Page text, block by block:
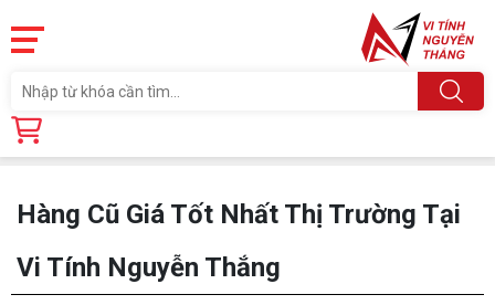
Trang chủ
Hàng Cũ Giá Tốt Nhất Thị Trường Tại
Vi Tính Nguyễn Thắng